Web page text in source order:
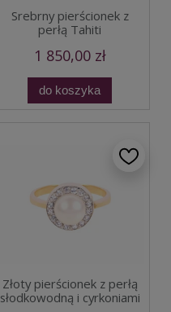
Srebrny pierścionek z
perłą Tahiti
1 850,00 zł
do koszyka
Złoty pierścionek z perłą
słodkowodną i cyrkoniami